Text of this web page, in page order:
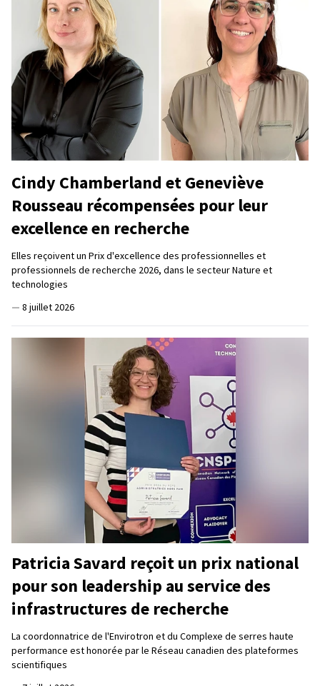
Cindy Chamberland et Geneviève
Rousseau récompensées pour leur
excellence en recherche
Elles reçoivent un Prix d'excellence des professionnelles et
professionnels de recherche 2026, dans le secteur Nature et
technologies
— 8 juillet 2026
Patricia Savard reçoit un prix national
pour son leadership au service des
infrastructures de recherche
La coordonnatrice de l'Envirotron et du Complexe de serres haute
performance est honorée par le Réseau canadien des plateformes
scientifiques